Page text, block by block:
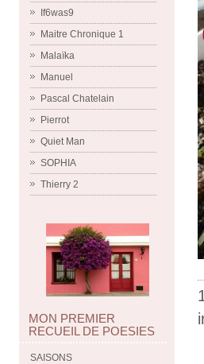
If6was9
Maitre Chronique 1
Malaïka
Manuel
Pascal Chatelain
Pierrot
Quiet Man
SOPHIA
Thierry 2
MON PREMIER
RECUEIL DE POESIES
SAISONS